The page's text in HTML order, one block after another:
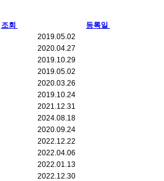
조회
등록일
2019.05.02
2020.04.27
2019.10.29
2019.05.02
2020.03.26
2019.10.24
2021.12.31
2024.08.18
2020.09.24
2022.12.22
2022.04.06
2022.01.13
2022.12.30